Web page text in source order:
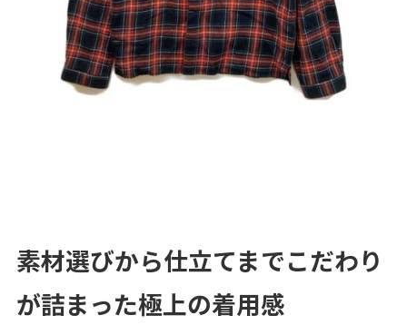
素材選びから仕立てまでこだわり
が詰まった極上の着用感